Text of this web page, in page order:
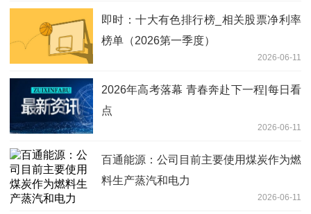
即时：十大有色排行榜_相关股票净利率
榜单（2026第一季度）
2026-06-11
2026年高考落幕 青春奔赴下一程|每日看
点
2026-06-11
百通能源：公司目前主要使用煤炭作为燃
料生产蒸汽和电力
2026-06-11